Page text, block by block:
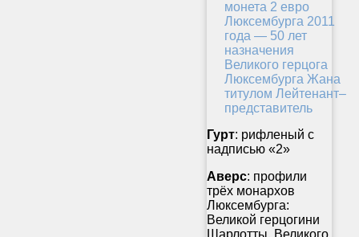
Гурт: рифленый с
надписью «2»
Аверс: профили
трёх монархов
Люксембурга:
Великой герцогини
Шарлотты, Великого